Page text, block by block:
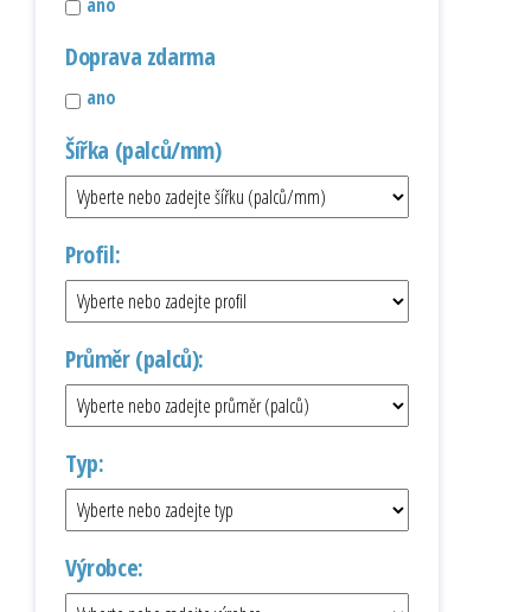
Doprava zdarma
ano
Šířka (palců/mm)
Profil:
Průměr (palců):
Typ:
Výrobce: